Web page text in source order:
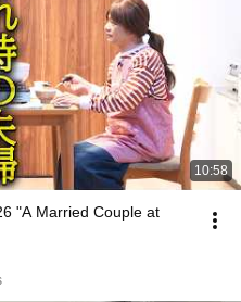
10:58
"A Married Couple at